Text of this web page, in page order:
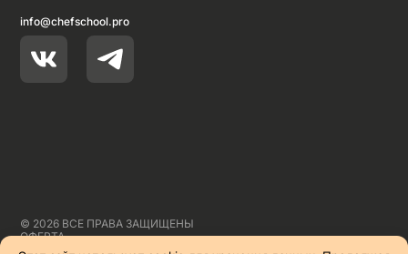
info@chefschool.pro
© 2026 ВСЕ ПРАВА ЗАЩИЩЕНЫ
ОФЕРТА
СПОСОБЫ ОПЛАТЫ